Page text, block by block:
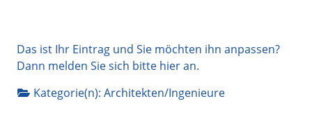
Das ist Ihr Eintrag und Sie möchten ihn anpassen?
Dann melden Sie sich bitte hieran.
Kategorie(n): Architekten/Ingenieure